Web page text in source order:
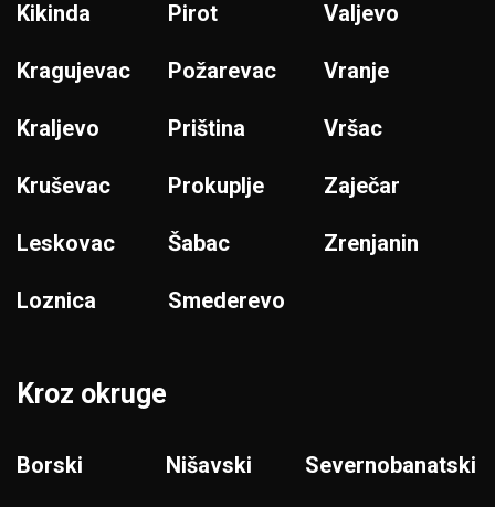
Kikinda
Kragujevac
Kraljevo
Kruševac
Leskovac
Loznica
Pirot
Požarevac
Priština
Prokuplje
Šabac
Smederevo
Valjevo
Vranje
Vršac
Zaječar
Zrenjanin
Kroz okruge
Borski Nišavski Severnobanatski